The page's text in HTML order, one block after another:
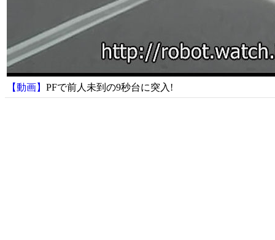
【動画】 PFで前人未到の9秒台に突入!